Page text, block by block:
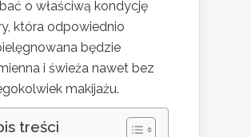
o właściwą kondycję
która odpowiednio
będzie
i świeża nawet bez
makijażu.
treści